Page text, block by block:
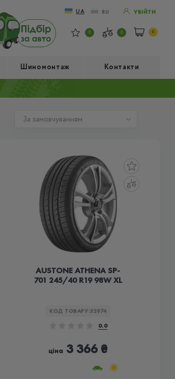
UA RU УВІЙТИ
0 0 0
Шиномонтаж Контакти
AUSTONE ATHENA SP-
701 245/40 R19 98W XL
КОД ТОВАРУ:32974
0.0
ціна 3 366 ₴